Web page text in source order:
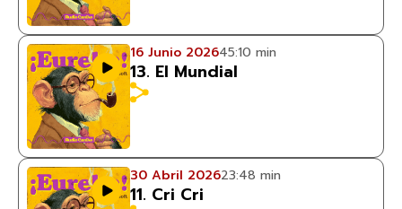
16 Junio 202645:10 min
13. El Mundial
30 Abril 202623:48 min
11. Cri Cri